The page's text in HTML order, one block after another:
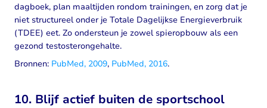
dagboek, plan maaltijden rondom trainingen, en zorg dat je
niet structureel onder je Totale Dagelijkse Energieverbruik
(TDEE) eet. Zo ondersteun je zowel spieropbouw als een
gezond testosterongehalte.
Bronnen: PubMed, 2009, PubMed, 2016.
10. Blijf actief buiten de sportschool